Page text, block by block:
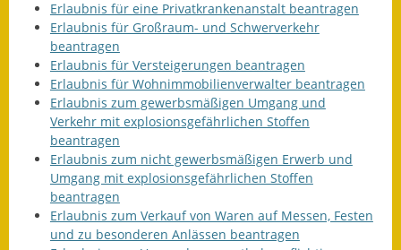
Erlaubnis für eine Privatkrankenanstalt beantragen
Erlaubnis für Großraum- und Schwerverkehr
beantragen
Erlaubnis für Versteigerungen beantragen
Erlaubnis für Wohnimmobilienverwalter beantragen
Erlaubnis zum gewerbsmäßigen Umgang und
Verkehr mit explosionsgefährlichen Stoffen
beantragen
Erlaubnis zum nicht gewerbsmäßigen Erwerb und
Umgang mit explosionsgefährlichen Stoffen
beantragen
Erlaubnis zum Verkauf von Waren auf Messen, Festen
und zu besonderen Anlässen beantragen